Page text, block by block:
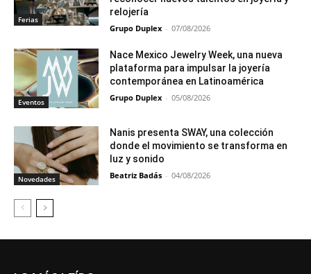
Ferias
relojería
Grupo Duplex - 07/08/2026
Eventos
Nace Mexico Jewelry Week, una nueva
plataforma para impulsar la joyería
contemporánea en Latinoamérica
Grupo Duplex - 05/08/2026
Novedades
Nanis presenta SWAY, una colección
donde el movimiento se transforma en
luz y sonido
Beatriz Badás - 04/08/2026